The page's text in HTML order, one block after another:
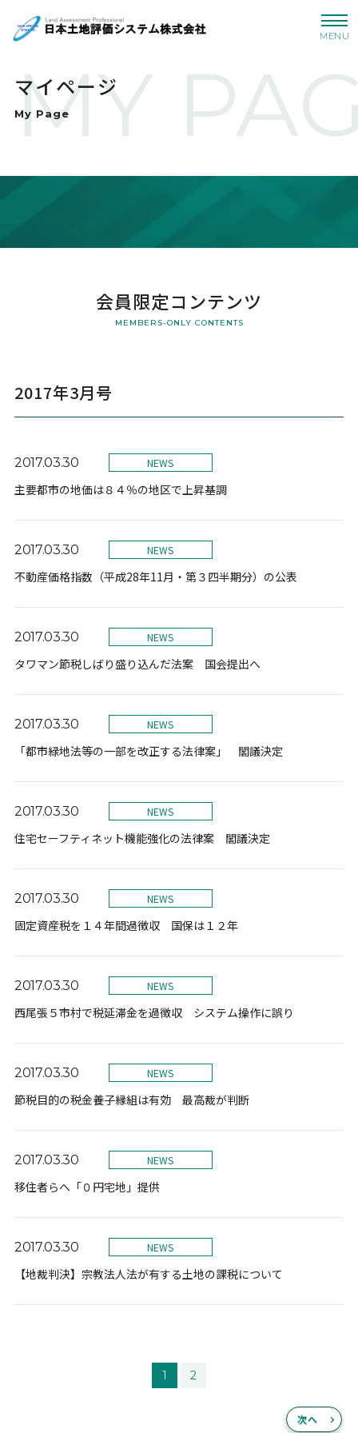
MENU
MY
マイページ
My Page
会員限定コンテンツ
MEMBERS-ONLY CONTENTS
2017年3月号
2017.03.30 NEWS
主要都市の地価は８４％の地区で上昇基調
2017.03.30 NEWS
不動産価格指数（平成28年11月・第３四半期分）の公表
2017.03.30 NEWS
タワマン節税しばり盛り込んだ法案 国会提出へ
2017.03.30 NEWS
「都市緑地法等の一部を改正する法律案」 閣議決定
2017.03.30 NEWS
住宅セーフティネット機能強化の法律案 閣議決定
2017.03.30 NEWS
固定資産税を１４年間過徴収 国保は１２年
2017.03.30 NEWS
西尾張５市村で税延滞金を過徴収 システム操作に誤り
2017.03.30 NEWS
節税目的の税金養子縁組は有効 最高裁が判断
2017.03.30 NEWS
移住者らへ「０円宅地」提供
2017.03.30 NEWS
【地裁判決】宗教法人法が有する土地の課税について
1 2
次へ